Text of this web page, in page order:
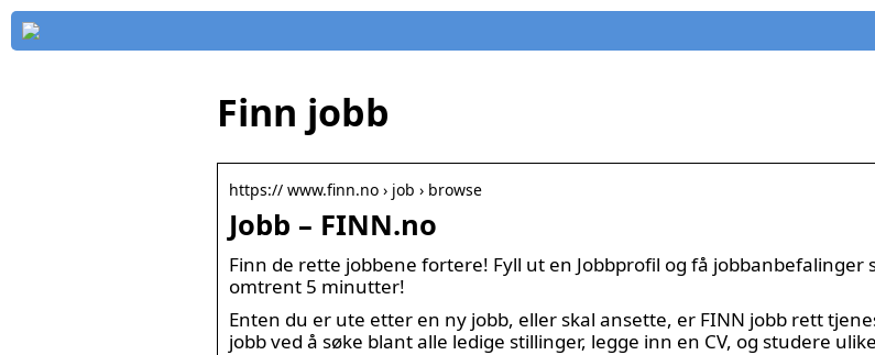
Finn jobb
https:// www.finn.no › job › browse
Jobb – FINN.no
Finn de rette jobbene fortere! Fyll ut en Jobbprofil og få
omtrent 5 minutter!
Enten du er ute etter en ny jobb, eller skal ansette, er FINN jobb rett
jobb ved å søke blant alle ledige stillinger, legge inn en CV, og studere